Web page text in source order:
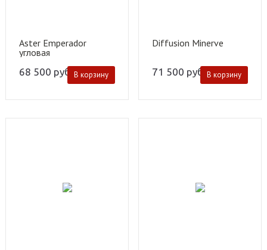
Aster Emperador
угловая
68 500 руб. В корзину
Diffusion Minerve
71 500 руб. В корзину